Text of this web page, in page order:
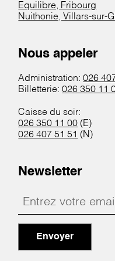
Equilibre, Fribourg
Nuithonie, Villars-sur-
Nous appeler
Administration:026
Billetterie:026 350 11
Caisse du soir:
026 350 11 00 (E)
026 407 51 51 (N)
Newsletter
Envoyer